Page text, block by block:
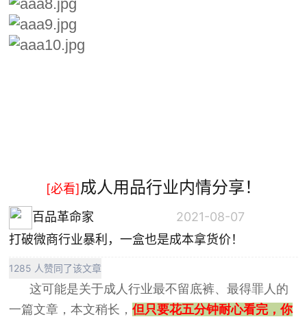
[必看]成人用品行业内情分享！
百品革命家 2021-08-07
打破微商行业暴利，一盒也是成本拿货价！
1285 人赞同了该文章
这可能是关于成人行业最不留底裤、最得罪人的
一篇文章，本文稍长，但只要花五分钟耐心看完，你